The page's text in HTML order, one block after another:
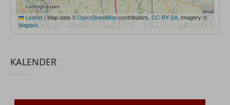
Leaflet | Map data ©OpenStreetMapcontributors, CC-BY-SA , Imagery ©
Mapbox
KALENDER